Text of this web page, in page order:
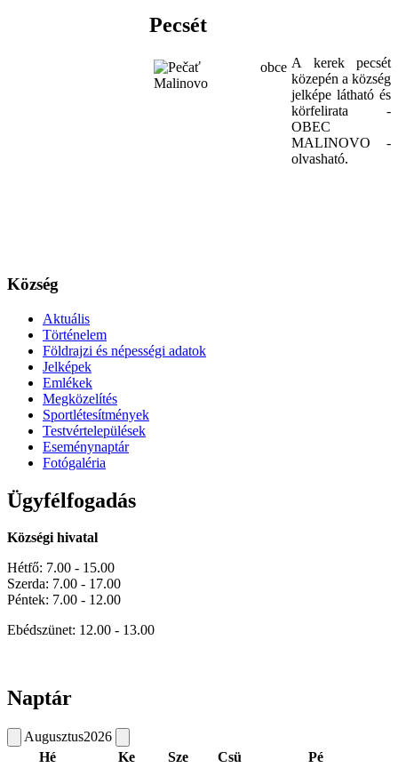
Pecsét
A kerek pecsét
közepén a község
jelképe látható és
körfelirata -
OBEC
MALINOVO -
olvasható.
Község
Aktuális
Történelem
Földrajzi és népességi adatok
Jelképek
Emlékek
Megközelítés
Sportlétesítmények
Testvértelepülések
Eseménynaptár
Fotógaléria
Ügyfélfogadás
Községi hivatal
Hétfő: 7.00 - 15.00
Szerda: 7.00 - 17.00
Péntek: 7.00 - 12.00
Ebédszünet: 12.00 - 13.00
Naptár
Augusztus2026
Hé
Ke Sze Csü Pé